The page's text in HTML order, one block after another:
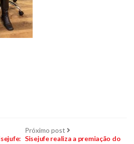
Próximo post Próximo
post:
Sisejufe realiza a premiação do